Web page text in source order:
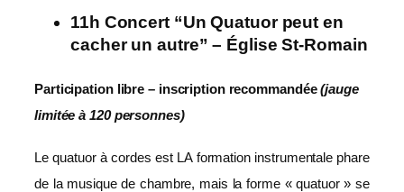
11h Concert “Un Quatuor peut en
cacher un autre” – Église St-Romain
Participation libre – inscription recommandée(jauge
limitée à 120 personnes)
Le quatuor à cordes est LA formation instrumentale phare
de la musique de chambre, mais la forme « quatuor » se